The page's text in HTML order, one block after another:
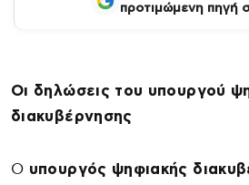
προτιμώμενη πηγή
Οι δηλώσεις του υπουργού
διακυβέρνησης
Ο υπουργός ψηφιακής